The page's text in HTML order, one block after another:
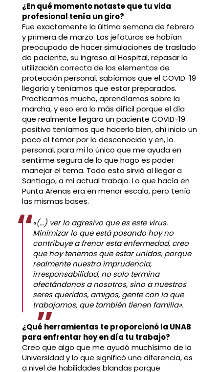
¿En qué momento notaste que tu vida
profesional tenía un giro?
Fue exactamente la última semana de febrero
y primera de marzo. Las jefaturas se habían
preocupado de hacer simulaciones de traslado
de paciente, su ingreso al Hospital, repasar la
utilización correcta de los elementos de
protección personal, sabíamos que el COVID-19
llegaría y teníamos que estar preparados.
Practicamos mucho, aprendíamos sobre la
marcha, y eso era lo más difícil porque el día
que realmente llegara un paciente COVID-19
positivo teníamos que hacerlo bien, ahí inicio un
poco el temor por lo desconocido y en, lo
personal, para mi lo único que me ayuda en
sentirme segura de lo que hago es poder
manejar el tema. Todo esto sirvió al llegar a
Santiago, a mi actual trabajo. Lo que hacía en
Punta Arenas era en menor escala, pero tenía
las mismas bases.
«(…) ver lo agresivo que es este virus.
Minimizar lo que está pasando hoy no
contribuye a frenar esta enfermedad, creo
que hoy tenemos que estar unidos, porque
realmente nuestra imprudencia,
irresponsabilidad, no solo termina
afectándonos a nosotros, sino a nuestros
seres queridos, amigos, gente con la que
trabajamos, que también tienen familia».
¿Qué herramientas te proporcionó la UNAB
para enfrentar hoy en día tu trabajo?
Creo que algo que me ayudó muchísimo de la
Universidad y lo que significó una diferencia, es
a nivel de habilidades blandas porque